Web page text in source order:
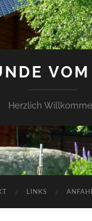
Herzlich
LINKS